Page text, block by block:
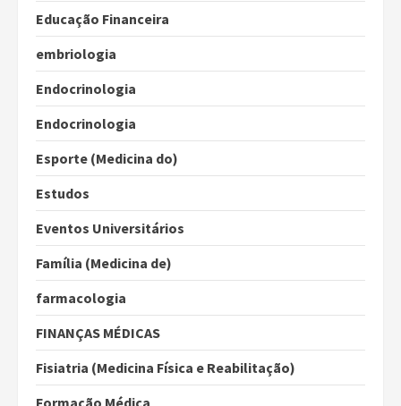
Educação Financeira
embriologia
Endocrinologia
Endocrinologia
Esporte (Medicina do)
Estudos
Eventos Universitários
Família (Medicina de)
farmacologia
FINANÇAS MÉDICAS
Fisiatria (Medicina Física e Reabilitação)